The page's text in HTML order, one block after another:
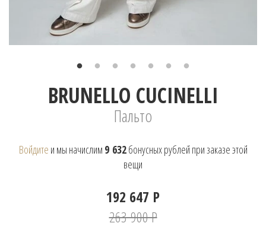
BRUNELLO CUCINELLI
Пальто
Войдите и мы начислим 9 632бонусных рублей при заказе этой
вещи
192 647 Р
263 900 Р